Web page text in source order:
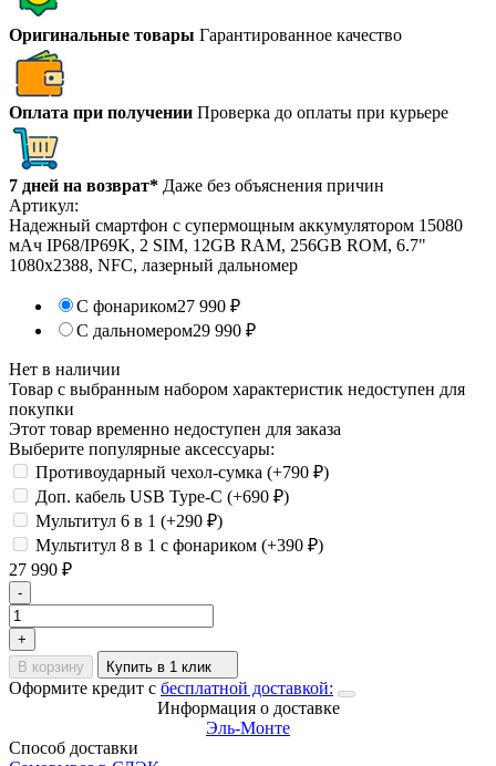
Оригинальные товары Гарантированное качество
Оплата при получении Проверка до оплаты при курьере
7 дней на возврат* Даже без объяснения причин
Артикул:
Надежный смартфон с супермощным аккумулятором 15080
мАч IP68/IP69K, 2 SIM, 12GB RAM, 256GB ROM, 6.7"
1080х2388, NFС, лазерный дальномер
С фонариком27 990 ₽
С дальномером29 990 ₽
Нет в наличии
Товар с выбранным набором характеристик недоступен для
покупки
Этот товар временно недоступен для заказа
Выберите популярные аксессуары:
Противоударный чехол-сумка (+790 ₽)
Доп. кабель USB Type-C (+690 ₽)
Мультитул 6 в 1 (+290 ₽)
Мультитул 8 в 1 с фонариком (+390 ₽)
27 990 ₽
-
+
В корзину
Купить в 1 клик
Оформите кредит с бесплатной доставкой:
Информация о доставке
Эль-Монте
Способ доставки